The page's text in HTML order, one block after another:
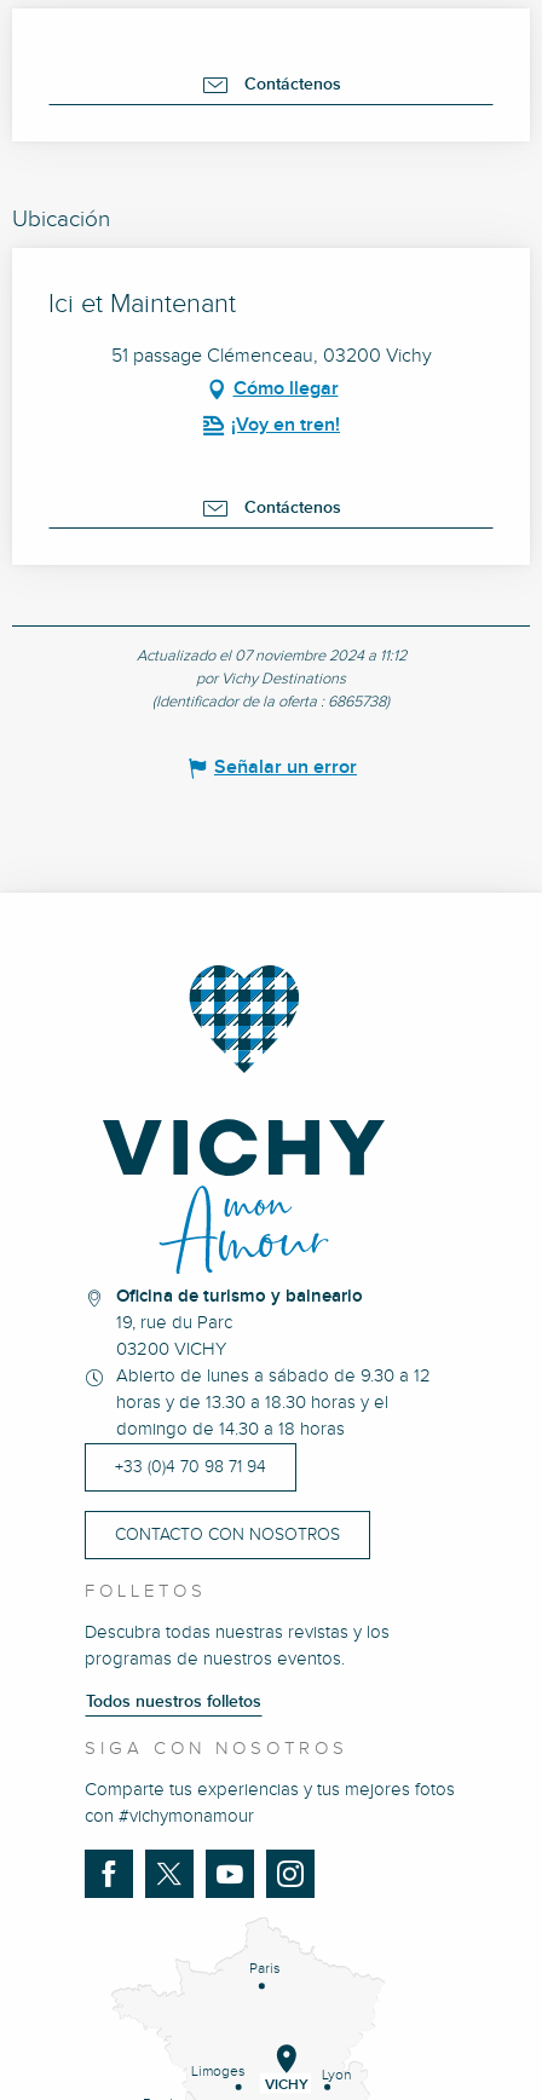
Contáctenos
Ubicación
Ici et Maintenant
51 passage Clémenceau, 03200 Vichy
Cómo llegar
¡Voy en tren!
Contáctenos
Actualizado el 07 noviembre 2024 a 11:12
por Vichy Destinations
(Identificador de la oferta : 6865738)
Señalar un error
Oficina de turismo y balneario
19, rue du Parc
03200 VICHY
Abierto de lunes a sábado de 9.30 a 12
horas y de 13.30 a 18.30 horas y el
domingo de 14.30 a 18 horas
+33 (0)4 70 98 71 94
CONTACTO CON NOSOTROS
FOLLETOS
Descubra todas nuestras revistas y los
programas de nuestros eventos.
Todos nuestros folletos
SIGA CON NOSOTROS
Comparte tus experiencias y tus mejores fotos
con #vichymonamour
Paris
Lyon
Limoges
VICHY